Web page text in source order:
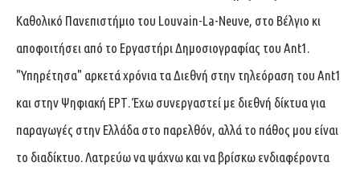
Καθολικό Πανεπιστήμιο του Louvain-La-Neuve, στο Βέλγιο κι
αποφοιτήσει από το Εργαστήρι Δημοσιογραφίας του Ant1.
"Υπηρέτησα" αρκετά χρόνια τα Διεθνή στην τηλεόραση του Ant1
και στην Ψηφιακή ΕΡΤ. Έχω συνεργαστεί με διεθνή δίκτυα για
παραγωγές στην Ελλάδα στο παρελθόν, αλλά το πάθος μου είναι
το διαδίκτυο. Λατρεύω να ψάχνω και να βρίσκω ενδιαφέροντα